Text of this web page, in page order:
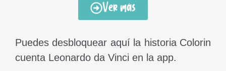
Ver más
Puedes desbloquear aquí la historia Colorin
cuenta Leonardo da Vinci en la app.